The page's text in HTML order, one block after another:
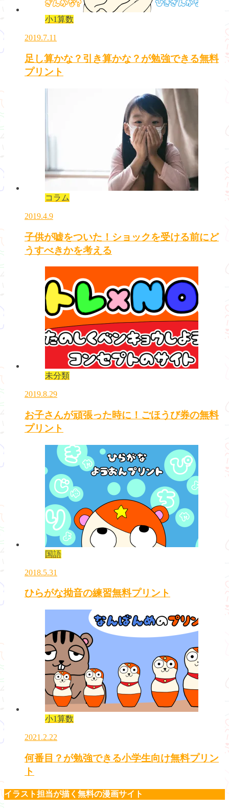
小1算数
2019.7.11
足し算かな？引き算かな？が勉強できる無料
プリント
コラム
2019.4.9
子供が嘘をついた！ショックを受ける前にど
うすべきかを考える
未分類
2019.8.29
お子さんが頑張った時に！ごほうび券の無料
プリント
国語
2018.5.31
ひらがな拗音の練習無料プリント
小1算数
2021.2.22
何番目？が勉強できる小学生向け無料プリン
ト
イラスト担当が描く無料の漫画サイト